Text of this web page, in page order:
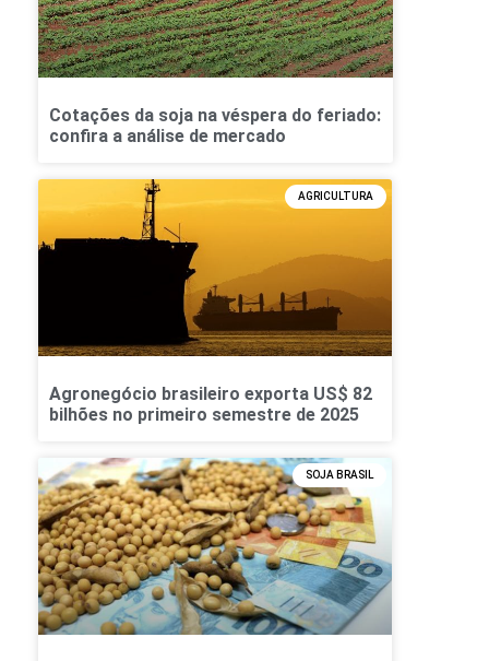
Cotações da soja na véspera do feriado:
confira a análise de mercado
AGRICULTURA
Agronegócio brasileiro exporta US$ 82
bilhões no primeiro semestre de 2025
SOJA BRASIL